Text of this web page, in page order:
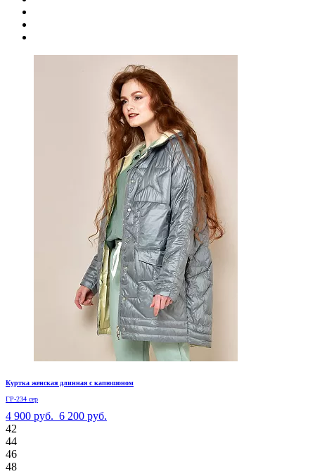
Куртка женская длинная с капюшоном
ГР-234 сер
4 900 руб. 6 200 руб.
42
44
46
48